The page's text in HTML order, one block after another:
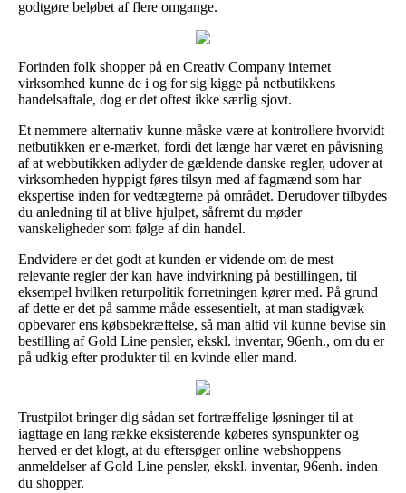
godtgøre beløbet af flere omgange.
Forinden folk shopper på en Creativ Company internet
virksomhed kunne de i og for sig kigge på netbutikkens
handelsaftale, dog er det oftest ikke særlig sjovt.
Et nemmere alternativ kunne måske være at kontrollere hvorvidt
netbutikken er e-mærket, fordi det længe har været en påvisning
af at webbutikken adlyder de gældende danske regler, udover at
virksomheden hyppigt føres tilsyn med af fagmænd som har
ekspertise inden for vedtægterne på området. Derudover tilbydes
du anledning til at blive hjulpet, såfremt du møder
vanskeligheder som følge af din handel.
Endvidere er det godt at kunden er vidende om de mest
relevante regler der kan have indvirkning på bestillingen, til
eksempel hvilken returpolitik forretningen kører med. På grund
af dette er det på samme måde essesentielt, at man stadigvæk
opbevarer ens købsbekræftelse, så man altid vil kunne bevise sin
bestilling af Gold Line pensler, ekskl. inventar, 96enh., om du er
på udkig efter produkter til en kvinde eller mand.
Trustpilot bringer dig sådan set fortræffelige løsninger til at
iagttage en lang række eksisterende køberes synspunkter og
herved er det klogt, at du eftersøger online webshoppens
anmeldelser af Gold Line pensler, ekskl. inventar, 96enh. inden
du shopper.